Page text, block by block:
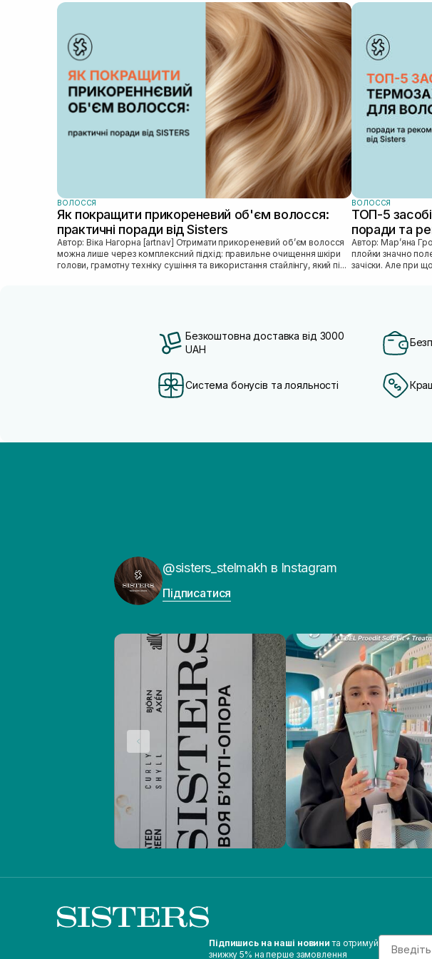
я мала збільшувати інтервали без цього продукту
(тобто якщо раніше використовувала один раз на
3 миття, то далі я мала збільшити пропуски)
Згодом я перейшла на використання один раз на
2-3 тижні. Коли я використовувала цей засіб
регулярно, моє волосся ущільнилось і я
отримала той бажаний ефект, який хотіла -
щільного полотна. А надалі маска почала
абсолютно по-іншому працювати на моєму
волоссі, воно стало більш м’якшим, але сама
волосина дійсно ніби щільніша. 😍 Перед тим, як
використовувати цей продукт, я підрізала кінці
для того, щоб оновити довжину і зріз волосся. На
сьогоднішній день цей продукт в моєму догляді
більше двох місяців і я не бачу січених кінців.
Внизу додала фото (скріни з відео) волосся з
маскою після місяця використання.
ВОЛОССЯ
Як покращити прикореневий об'єм волосся:
практичні поради від Sisters
Автор: Віка Нагорна [artnav] Отримати прикореневий об’єм волосся
можна лише через комплексний підхід: правильне очищення шкіри
голови, грамотну техніку сушіння та використання стайлінгу, який пі...
ВОЛОССЯ
ТОП-5
поради та
Автор: Марʼяна Гродзевич [artnav]
плойки значно
зачіски. Але при
Безкоштовна доставка від 3000
UAH
Система бонусів та лояльності
@sisters_stelmakh в Instagram
Підписатися
Підпишись на наші новини та отримуй
знижку 5% на перше замовлення
Email